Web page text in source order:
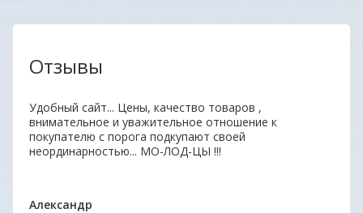
Отзывы
Удобный сайт... Цены, качество товаров ,
внимательное и уважительное отношение к
покупателю с порога подкупают своей
неординарностью... МО-ЛОД-ЦЫ !!!
Александр